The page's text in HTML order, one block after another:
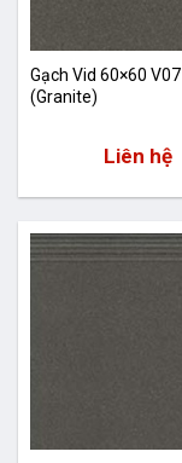
Gạch Vid 60×60 V07
(Granite)
Liên hệ